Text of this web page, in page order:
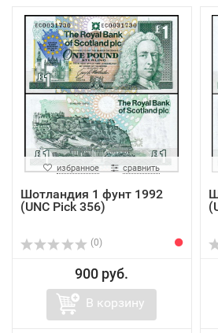
избранное сравнить
Шотландия 1 фунт 1992
(UNC Pick 356)
(0)
900 руб.
В корзину